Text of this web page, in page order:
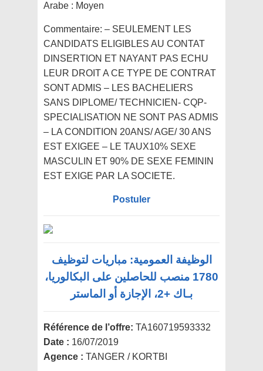
Arabe : Moyen
Commentaire: – SEULEMENT LES
CANDIDATS ELIGIBLES AU CONTAT
DINSERTION ET NAYANT PAS ECHU
LEUR DROIT A CE TYPE DE CONTRAT
SONT ADMIS – LES BACHELIERS
SANS DIPLOME/ TECHNICIEN- CQP-
SPECIALISATION NE SONT PAS ADMIS
– LA CONDITION 20ANS/ AGE/ 30 ANS
EST EXIGEE – LE TAUX10% SEXE
MASCULIN ET 90% DE SEXE FEMININ
EST EXIGE PAR LA SOCIETE.
Postuler
الوظيفة العمومية: مباريات لتوظيف
1780 منصب للحاصلين على البكالوريا،
بـاك +2، الإجازة أو الماستر
Référence de l’offre: TA160719593332
Date : 16/07/2019
Agence : TANGER / KORTBI